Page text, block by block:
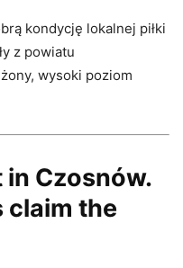
kondycję lokalnej piłki
z powiatu
wysoki poziom
Czosnów.
claim the